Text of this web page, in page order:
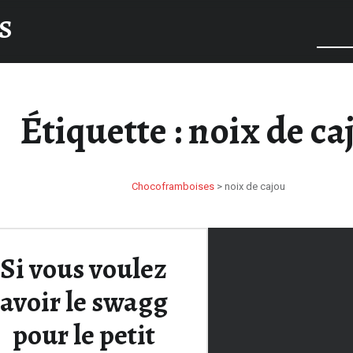
Étiquette :noix de
Chocoframboises> noix de cajou
Si vous voulez
avoir le swagg
pour le petit